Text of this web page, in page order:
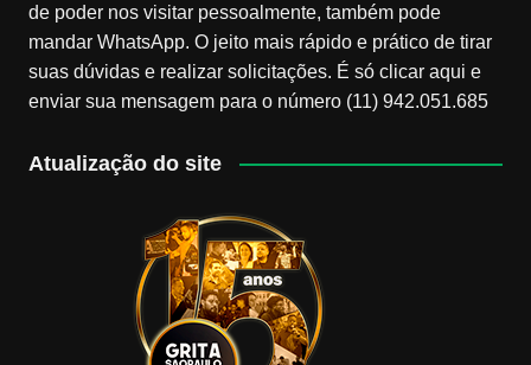
de poder nos visitar pessoalmente, também pode
mandar WhatsApp. O jeito mais rápido e prático de tirar
suas dúvidas e realizar solicitações. É só clicar aqui e
enviar sua mensagem para o número (11) 942.051.685
Atualização do site